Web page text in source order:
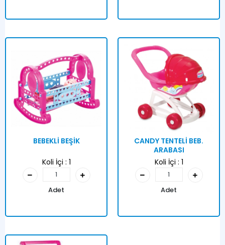
BEBEKLİ BEŞİK
Koli İçi : 1
Adet
CANDY TENTELİ BEB.
ARABASI
Koli İçi : 1
Adet